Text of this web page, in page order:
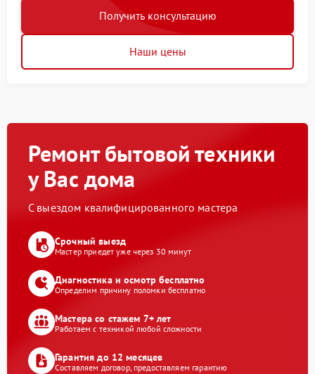
Получить консультацию
Наши цены
Ремонт бытовой техники
у Вас дома
С выездом квалифицированного мастера
Срочный выезд
Мастер приедет уже через 30 минут
Диагностика и осмотр бесплатно
Определим причину поломки бесплатно
Мастера со стажем 7+ лет
Работаем с техникой любой сложности
Гарантия до 12 месяцев
Составляем договор, предоставляем гарантию